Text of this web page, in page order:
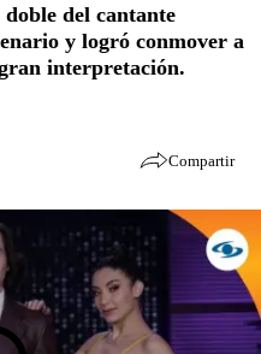
del cantante
y logró conmover a
interpretación.
Compartir